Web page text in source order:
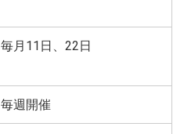
毎月11日、22日
毎週開催